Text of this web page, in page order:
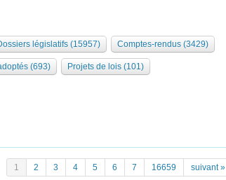
législatifs (15957) Comptes-rendus (3429)
(693) Projets de lois (101)
1 2 3 4 5 6 7 16659 suivant »